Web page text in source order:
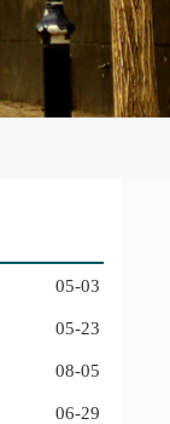
05-03
05-23
08-05
06-29